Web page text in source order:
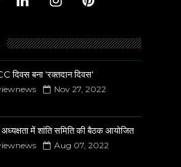
दिवस बना 'रक्तदान दिवस'
Nov 27, 2022
में शांति समिति की बैठक आयोजित
Aug 07, 2022